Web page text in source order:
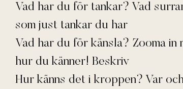
Vad har du för tankar? Vad
som just tankar du har
Vad har du för känsla? Zooma
hur du känner! Beskriv
Hur känns det i kroppen? Var